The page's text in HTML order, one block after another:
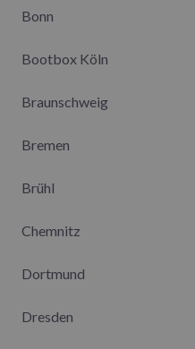
Bonn
Bootbox Köln
Braunschweig
Bremen
Brühl
Chemnitz
Dortmund
Dresden